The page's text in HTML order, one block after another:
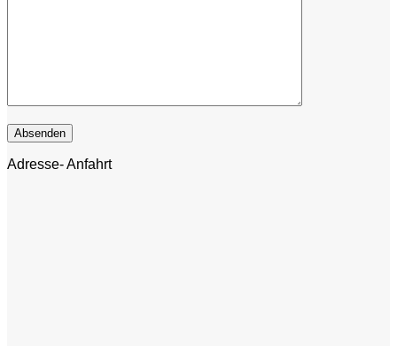
Adresse- Anfahrt